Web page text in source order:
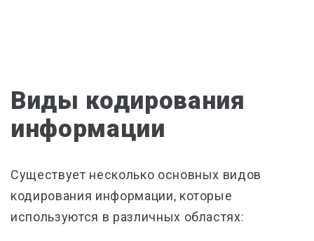
Виды кодирования
информации
Существует несколько основных видов
кодирования информации, которые
используются в различных областях: